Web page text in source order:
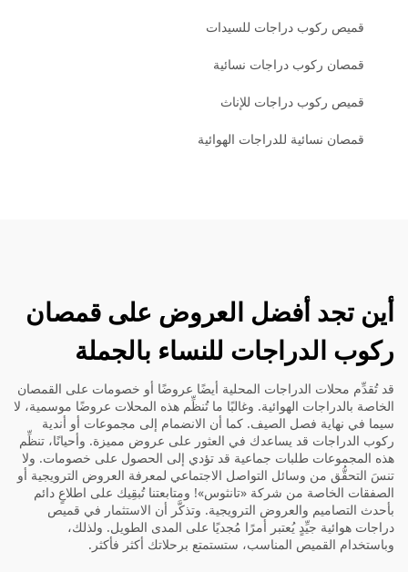
قميص ركوب دراجات للسيدات
قمصان ركوب دراجات نسائية
قميص ركوب دراجات للإناث
قمصان نسائية للدراجات الهوائية
أين تجد أفضل العروض على قمصان
ركوب الدراجات للنساء بالجملة
قد تُقدِّم محلات الدراجات المحلية أيضًا عروضًا أو خصومات على القمصان
الخاصة بالدراجات الهوائية. وغالبًا ما تُنظِّم هذه المحلات عروضًا موسمية، لا
سيما في نهاية فصل الصيف. كما أن الانضمام إلى مجموعات أو أندية
ركوب الدراجات قد يساعدك في العثور على عروض مميزة. وأحيانًا، تنظِّم
هذه المجموعات طلبات جماعية قد تؤدي إلى الحصول على خصومات. ولا
تنسَ التحقُّق من وسائل التواصل الاجتماعي لمعرفة العروض الترويجية أو
الصفقات الخاصة من شركة «تانثوس»! ومتابعتنا تُبقِيك على اطلاعٍ دائم
بأحدث التصاميم والعروض الترويجية. وتذكَّر أن الاستثمار في قميص
دراجات هوائية جيِّدٍ يُعتبر أمرًا مُجديًا على المدى الطويل. ولذلك،
وباستخدام القميص المناسب، ستستمتع برحلاتك أكثر فأكثر.